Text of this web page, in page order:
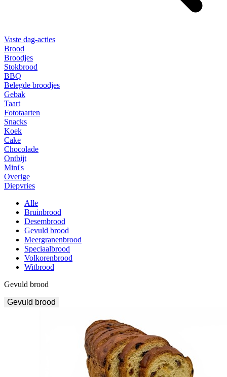
Vaste dag-acties
Brood
Broodjes
Stokbrood
BBQ
Belegde broodjes
Gebak
Taart
Fototaarten
Snacks
Koek
Cake
Chocolade
Ontbijt
Mini's
Overige
Diepvries
Alle
Bruinbrood
Desembrood
Gevuld brood
Meergranenbrood
Speciaalbrood
Volkorenbrood
Witbrood
Gevuld brood
Gevuld brood